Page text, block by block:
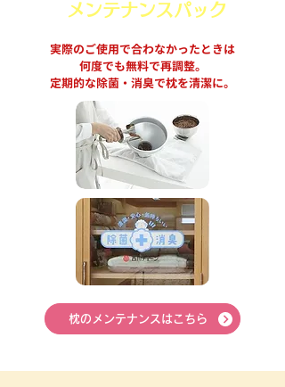
メンテナンスパック
実際のご使用で合わなかったときは
何度でも無料で再調整。
定期的な除菌・消臭で枕を清潔に。
枕のメンテナンスはこちら